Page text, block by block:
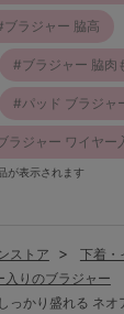
ブラジャー 脇高
ブラジャー 脇肉
パッド ブラジャ
ラジャー ワイヤー
が表示されます
ストア
下着・
入りのブラジャー
っかり盛れる ネオ